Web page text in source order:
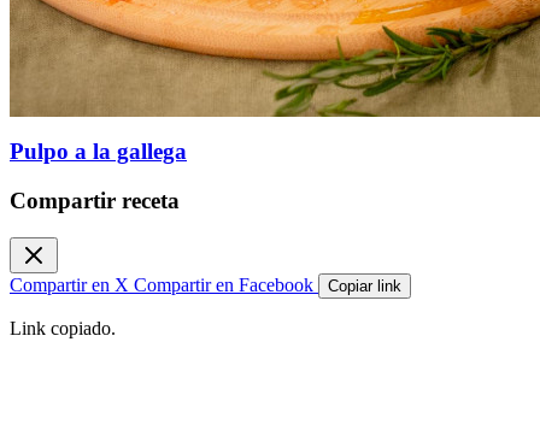
Pulpo a la gallega
Compartir receta
Compartir en X Compartir en Facebook Copiar link
Link copiado.